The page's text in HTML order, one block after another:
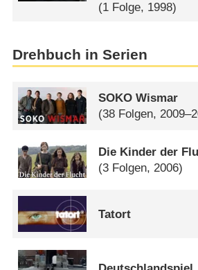
(1 Folge, 1998)
Drehbuch in Serien
SOKO Wismar
(38 Folgen,
Die Kinder der
(3 Folgen, 2006)
Tatort